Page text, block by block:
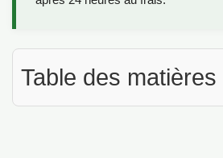
Table des matières